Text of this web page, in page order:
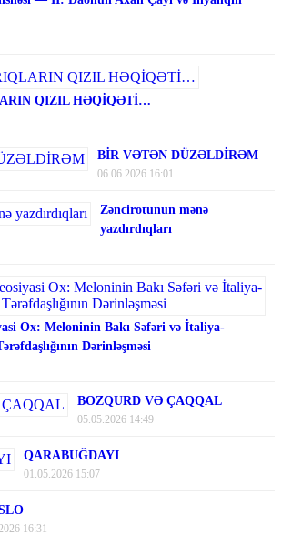
QIZIL HƏQİQƏTİ…
BİR VƏTƏN DÜZƏLDİRƏM
06.06.2026 16:01
Zəncirotunun mənə
yazdırdıqları
Ox: Meloninin Bakı Səfəri və İtaliya-
Dərinləşməsi
BOZQURD VƏ ÇAQQAL
05.05.2026 14:49
QARABUĞDAYI
01.05.2026 15:07
16:31